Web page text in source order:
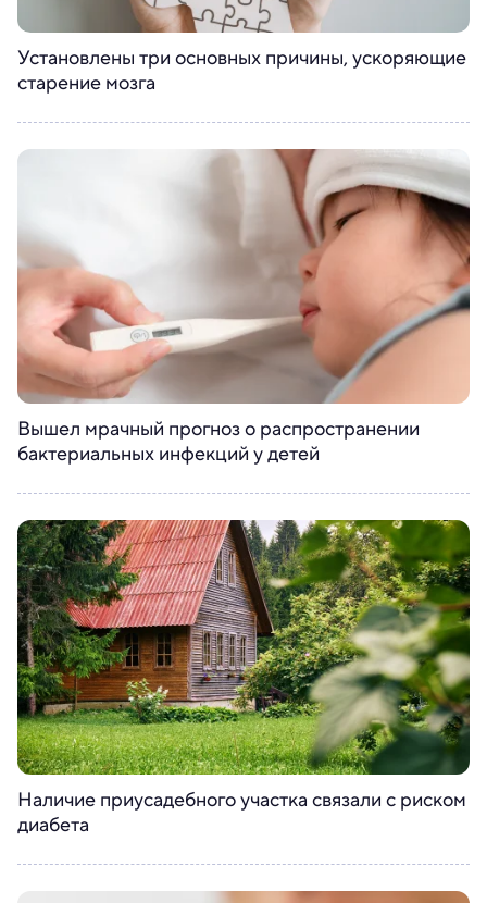
Установлены три основных причины, ускоряющие
старение мозга
Вышел мрачный прогноз о распространении
бактериальных инфекций у детей
Наличие приусадебного участка связали с риском
диабета